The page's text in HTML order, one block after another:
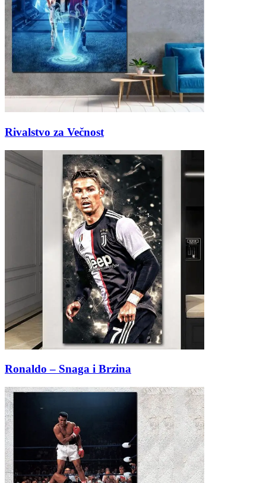
Rivalstvo za Večnost
Ronaldo – Snaga i Brzina